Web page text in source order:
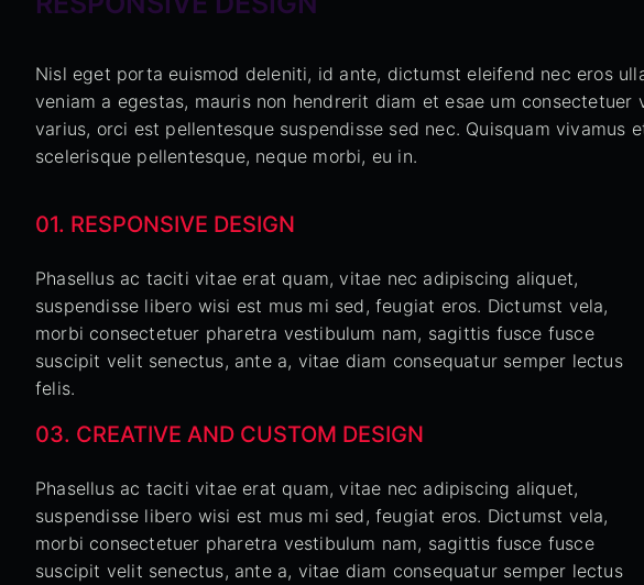
Nisl eget porta euismod deleniti, id ante, dictumst eleifend nec eros
veniam a egestas, mauris non hendrerit diam et esae um
varius, orci est pellentesque suspendisse sed nec. Quisquam
scelerisque pellentesque, neque morbi, eu in.
01. RESPONSIVE DESIGN
Phasellus ac taciti vitae erat quam, vitae nec adipiscing aliquet,
suspendisse libero wisi est mus mi sed, feugiat eros. Dictumst vela,
morbi consectetuer pharetra vestibulum nam, sagittis fusce fusce
suscipit velit senectus, ante a, vitae diam consequatur semper lectus
felis.
03. CREATIVE AND CUSTOM DESIGN
Phasellus ac taciti vitae erat quam, vitae nec adipiscing aliquet,
suspendisse libero wisi est mus mi sed, feugiat eros. Dictumst vela,
morbi consectetuer pharetra vestibulum nam, sagittis fusce fusce
suscipit velit senectus, ante a, vitae diam consequatur semper lectus